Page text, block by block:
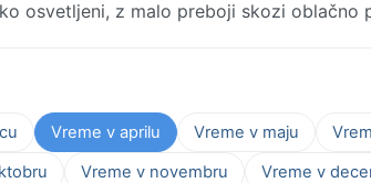
osvetljeni, z malo preboji skozi oblačno
Vreme v aprilu Vreme v maju
Vreme v novembru Vreme v